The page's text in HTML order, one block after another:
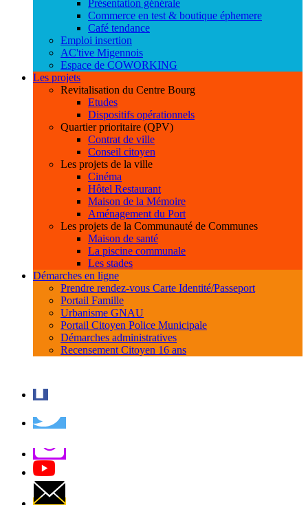
Présentation générale
Commerce en test & boutique éphemere
Café tendance
Emploi insertion
AC'tive Migennois
Espace de COWORKING
Les projets
Revitalisation du Centre Bourg
Etudes
Dispositifs opérationnels
Quartier prioritaire (QPV)
Contrat de ville
Conseil citoyen
Les projets de la ville
Cinéma
Hôtel Restaurant
Maison de la Mémoire
Aménagement du Port
Les projets de la Communauté de Communes
Maison de santé
La piscine communale
Les stades
Démarches en ligne
Prendre rendez-vous Carte Identité/Passeport
Portail Famille
Urbanisme GNAU
Portail Citoyen Police Municipale
Démarches administratives
Recensement Citoyen 16 ans